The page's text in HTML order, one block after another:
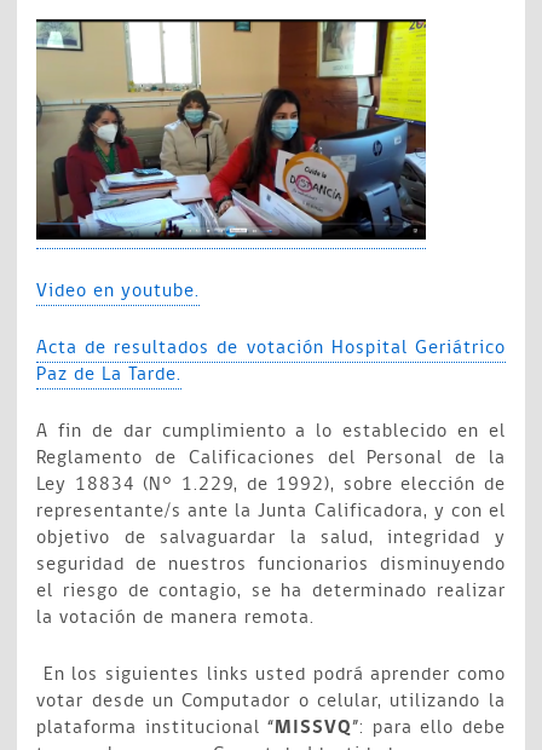
Video en youtube.
Acta de resultados de votación Hospital Geriátrico
Paz de La Tarde.
A fin de dar cumplimiento a lo establecido en el
Reglamento de Calificaciones del Personal de la
Ley 18834 (N° 1.229, de 1992), sobre elección de
representante/s ante la Junta Calificadora, y con el
objetivo de salvaguardar la salud, integridad y
seguridad de nuestros funcionarios disminuyendo
el riesgo de contagio, se ha determinado realizar
la votación de manera remota.
En los siguientes links usted podrá aprender como
votar desde un Computador o celular, utilizando la
plataforma institucional “MISSVQ”: para ello debe